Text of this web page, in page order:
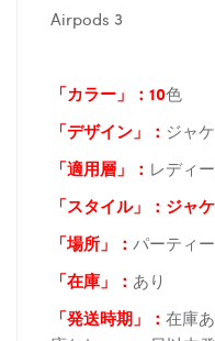
Airpods 3
「カラー」：10色
「デザイン」
： ジャ
「適用層」： レディ
「スタイル」：ジャ
「場所 」： パーティ
「在庫 」： あり
「発送時期 」： 在庫